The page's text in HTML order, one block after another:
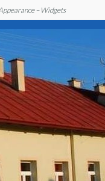
– Widgets